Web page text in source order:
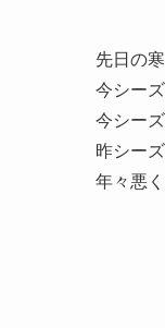
先日の
今シー
今シー
昨シー
年々悪